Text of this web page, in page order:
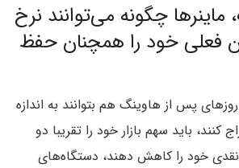
چگونه می‌توانند نرخ
فعلی خود را همچنان حفظ
روزهای پس از هاوینگ هم بتوانند به اندازه
کنند، باید سهم بازار خود را تقریبا دو
نقدی خود را کاهش دهند، دستگاه‌های